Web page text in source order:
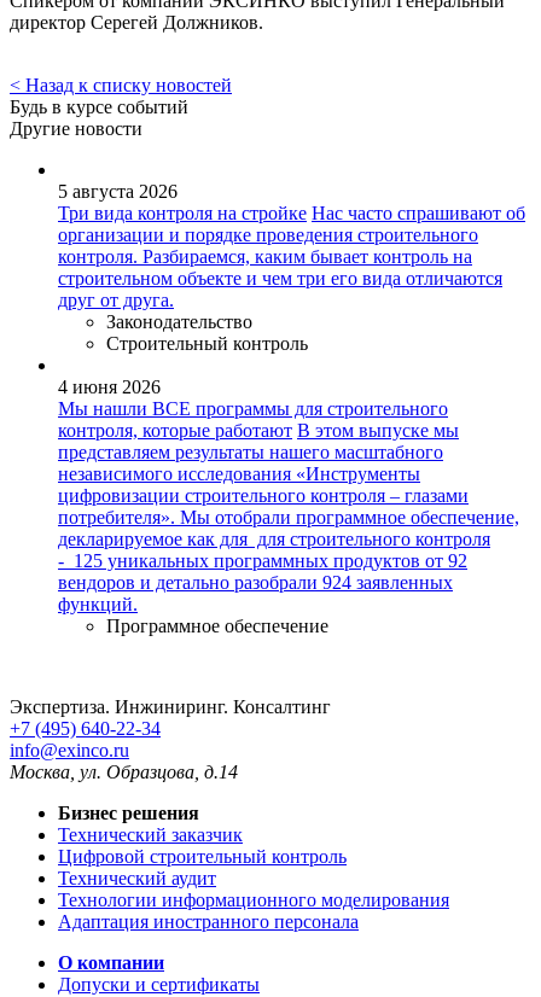
директор Серегей Должников.
< Назад к списку новостей
Будь в курсе событий
Другие новости
5 августа 2026
Три вида контроля на стройке Нас часто спрашивают об
организации и порядке проведения строительного
контроля. Разбираемся, каким бывает контроль на
строительном объекте и чем три его вида отличаются
друг от друга.
Законодательство
Строительный контроль
4 июня 2026
Мы нашли ВСЕ программы для строительного
контроля, которые работают В этом выпуске мы
представляем результаты нашего масштабного
независимого исследования «Инструменты
цифровизации строительного контроля – глазами
потребителя». Мы отобрали программное обеспечение,
декларируемое как для для строительного контроля
- 125 уникальных программных продуктов от 92
вендоров и детально разобрали 924 заявленных
функций.
Программное обеспечение
Экспертиза. Инжиниринг. Консалтинг
+7 (495) 640-22-34
info@exinco.ru
Москва ул. Образцова, д.14
Бизнес решения
Технический заказчик
Цифровой строительный контроль
Технический аудит
Технологии информационного моделирования
Адаптация иностранного персонала
О компании
Допуски и сертификаты